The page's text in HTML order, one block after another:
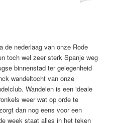
de nederlaag van onze Rode
toch wel zeer sterk Spanje weg
binnenstad ter gelegenheid
wandeltocht van onze
Wandelen is een ideale
weer wat op orde te
dan nog eens voor een
week staat alles in het teken